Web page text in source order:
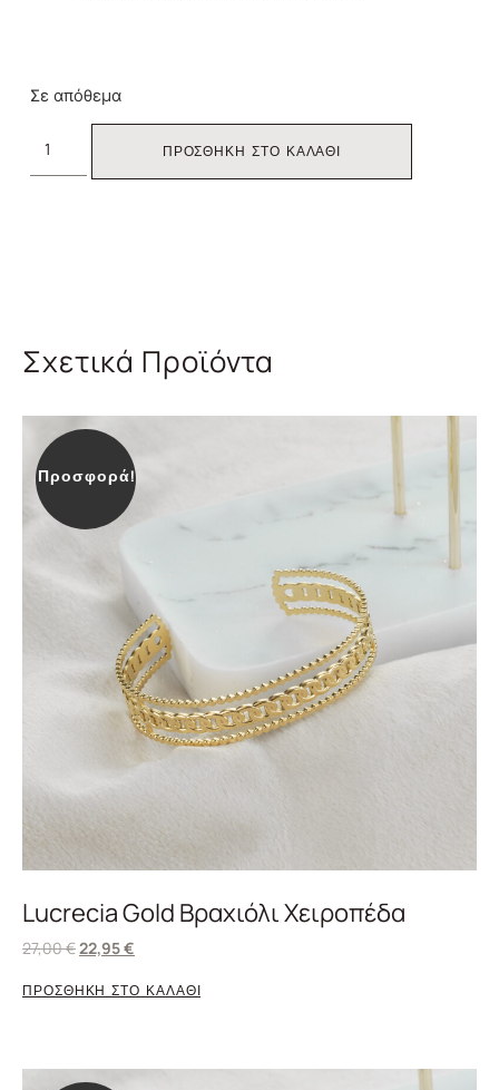
Σε απόθεμα
ΠΡΟΣΘΗΚΗ ΣΤΟ ΚΑΛΑΘΙ
Σχετικά Προϊόντα
Προσφορά!
Lucrecia Gold Βραχιόλι Χειροπέδα
27,00€22,95€
ΠΡΟΣΘΗΚΗ ΣΤΟ ΚΑΛΑΘΙ